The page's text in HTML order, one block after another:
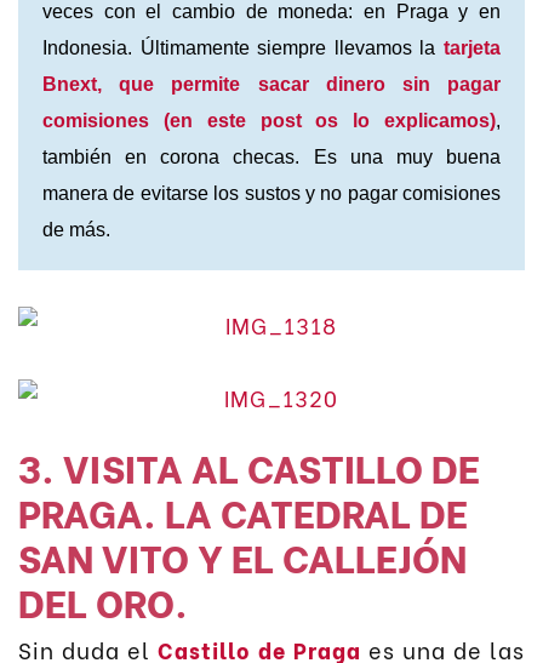
veces con el cambio de moneda: en Praga y en
Indonesia. Últimamente siempre llevamos la tarjeta
Bnext, que permite sacar dinero sin pagar
comisiones (en este post os lo explicamos),
también en corona checas. Es una muy buena
manera de evitarse los sustos y no pagar comisiones
de más.
3. VISITA AL CASTILLO DE
PRAGA. LA CATEDRAL DE
SAN VITO Y EL CALLEJÓN
DEL ORO.
Sin duda elCastillo de Praga es una de las